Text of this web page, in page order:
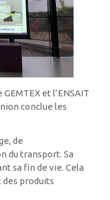
et l’ENSAIT
conclue les
de
du transport. Sa
sa fin de vie. Cela
des produits